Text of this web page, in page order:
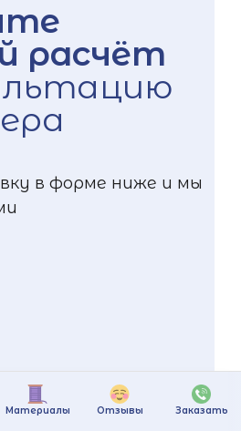
Материалы Отзывы Заказать
расчёт
в форме ниже и мы